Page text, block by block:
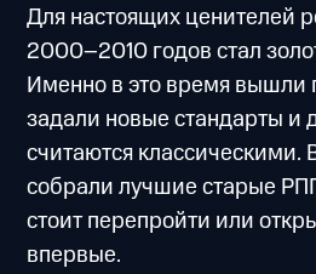
Для настоящих ценителей
2000–2010 годов стал
Именно в это время вышли
задали новые стандарты и
считаются классическими.
собрали лучшие старые
стоит перепройти или
впервые.